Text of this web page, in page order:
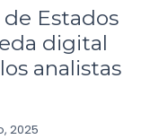
Estados
digital
analistas
2025